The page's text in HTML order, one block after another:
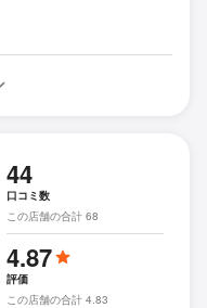
44
口コミ数
この店舗の合計 68
4.87
評価
この店舗の合計 4.83